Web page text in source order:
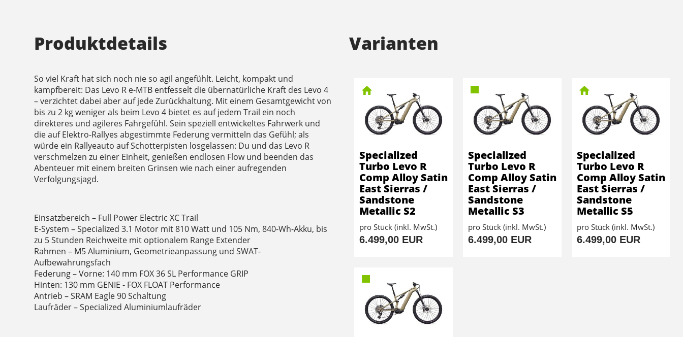
Produktdetails
So viel Kraft hat sich noch nie so agil angefühlt. Leicht, kompakt und
kampfbereit: Das Levo R e-MTB entfesselt die übernatürliche Kraft des Levo 4
– verzichtet dabei aber auf jede Zurückhaltung. Mit einem Gesamtgewicht von
bis zu 2 kg weniger als beim Levo 4 bietet es auf jedem Trail ein noch
direkteres und agileres Fahrgefühl. Sein speziell entwickeltes Fahrwerk und
die auf Elektro-Rallyes abgestimmte Federung vermitteln das Gefühl; als
würde ein Rallyeauto auf Schotterpisten losgelassen: Du und das Levo R
verschmelzen zu einer Einheit, genießen endlosen Flow und beenden das
Abenteuer mit einem breiten Grinsen wie nach einer aufregenden
Verfolgungsjagd.
Einsatzbereich – Full Power Electric XC Trail
E-System – Specialized 3.1 Motor mit 810 Watt und 105 Nm, 840-Wh-Akku, bis
zu 5 Stunden Reichweite mit optionalem Range Extender
Rahmen – M5 Aluminium, Geometrieanpassung und SWAT-
Aufbewahrungsfach
Federung – Vorne: 140 mm FOX 36 SL Performance GRIP
Hinten: 130 mm GENIE - FOX FLOAT Performance
Antrieb – SRAM Eagle 90 Schaltung
Laufräder – Specialized Aluminiumlaufräder
Varianten
Specialized
Turbo Levo R
Comp Alloy Satin
East Sierras /
Sandstone
Metallic S2
pro Stück (inkl. MwSt.)
6.499,00 EUR
Specialized
Turbo Levo R
Comp Alloy Satin
East Sierras /
Sandstone
Metallic S3
pro Stück (inkl. MwSt.)
6.499,00 EUR
Specialized
Turbo Levo R
Comp Alloy Satin
East Sierras /
Sandstone
Metallic S5
pro Stück (inkl. MwSt.)
6.499,00 EUR